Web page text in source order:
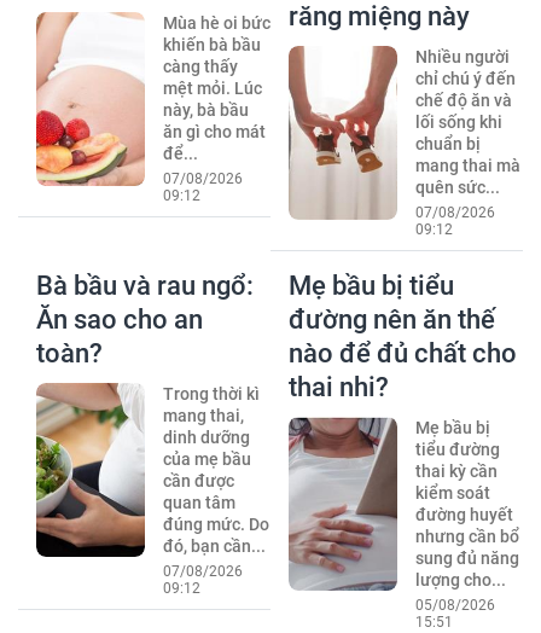
Mùa hè oi bức
khiến bà bầu
càng thấy
mệt mỏi. Lúc
này, bà bầu
ăn gì cho mát
để...
07/08/2026
09:12
răng miệng này
Nhiều người
chỉ chú ý đến
chế độ ăn và
lối sống khi
chuẩn bị
mang thai mà
quên sức...
07/08/2026
09:12
Bà bầu và rau ngổ:
Ăn sao cho an
toàn?
Trong thời kì
mang thai,
dinh dưỡng
của mẹ bầu
cần được
quan tâm
đúng mức. Do
đó, bạn cần...
07/08/2026
09:12
Mẹ bầu bị tiểu
đường nên ăn thế
nào để đủ chất cho
thai nhi?
Mẹ bầu bị
tiểu đường
thai kỳ cần
kiểm soát
đường huyết
nhưng cần bổ
sung đủ năng
lượng cho...
05/08/2026
15:51